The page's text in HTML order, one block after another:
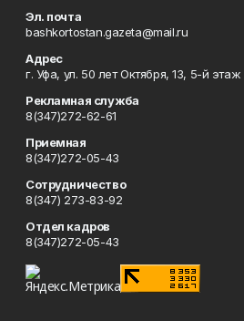
Эл. почта
bashkortostan.gazeta@mail.ru
Адрес
г. Уфа, ул. 50 лет Октября, 13, 5-й этаж
Рекламная служба
8(347)272-62-61
Приемная
8(347)272-05-43
Сотрудничество
8(347) 273-83-92
Отдел кадров
8(347)272-05-43